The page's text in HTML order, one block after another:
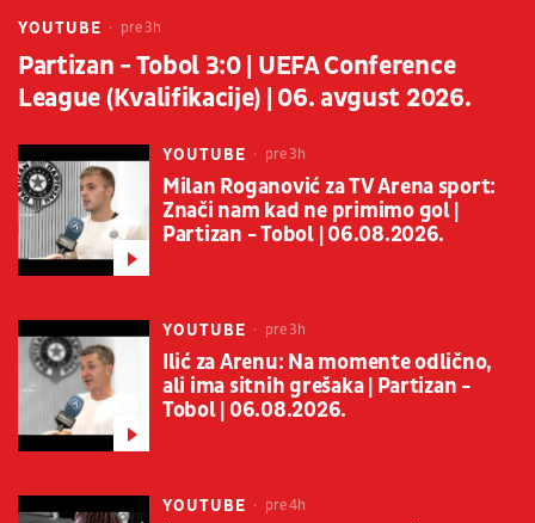
YOUTUBE pre 3h
Partizan - Tobol 3:0 | UEFA Conference
League (Kvalifikacije) | 06. avgust 2026.
YOUTUBE pre 3h
Milan Roganović za TV Arena sport:
Znači nam kad ne primimo gol |
Partizan - Tobol | 06.08.2026.
YOUTUBE pre 3h
Ilić za Arenu: Na momente odlično,
ali ima sitnih grešaka | Partizan -
Tobol | 06.08.2026.
YOUTUBE pre 4h